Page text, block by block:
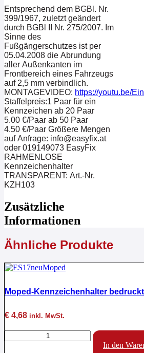
Entsprechend dem BGBl. Nr.
399/1967, zuletzt geändert
durch BGBl II Nr. 275/2007. Im
Sinne des
Fußgängerschutzes ist per
05.04.2008 die Abrundung
aller Außenkanten im
Frontbereich eines Fahrzeugs
auf 2,5 mm verbindlich.
MONTAGEVIDEO: https://youtu.be/
Staffelpreis:1 Paar für ein
Kennzeichen ab 20 Paar
5.00 €/Paar ab 50 Paar
4.50 €/Paar Größere Mengen
auf Anfrage: info@easyfix.at
oder 019149073 EasyFix
RAHMENLOSE
Kennzeichenhalter
TRANSPARENT: Art.-Nr.
KZH103
Zusätzliche
Informationen
Ähnliche Produkte
Moped-Kennzeichenhalter bedruckt
€ 4,68 inkl. MwSt.
Kennzeichenhalter
In den